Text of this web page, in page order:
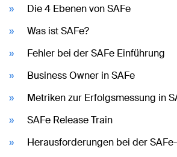
Die 4 Ebenen von SAFe
Was ist SAFe?
Fehler bei der SAFe Einführung
Business Owner in SAFe
Metriken zur Erfolgsmessung in
SAFe Release Train
Herausforderungen bei der